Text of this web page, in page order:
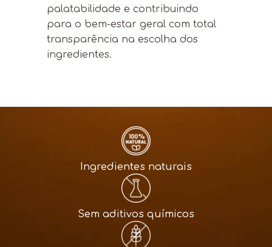
palatabilidade e contribuindo
para o bem-estar geral com total
transparência na escolha dos
ingredientes.
Ingredientes naturais
Sem aditivos químicos